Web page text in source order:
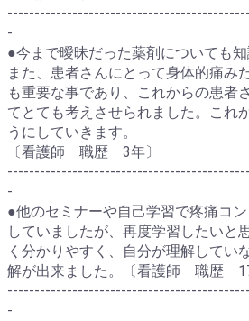
-
●今まで曖昧だった薬剤についても知
また、患者さんにとって身体的痛み
も重要な事であり、これからの患者
てとても考えさせられました。これ
うにしていきます。
〔看護師 職歴 3年〕
-
●他のセミナーや自己学習で疼痛コ
していましたが、再度学習したいと
く分かりやすく、自分が理解してい
解が出来ました。〔看護師 職歴 17
-